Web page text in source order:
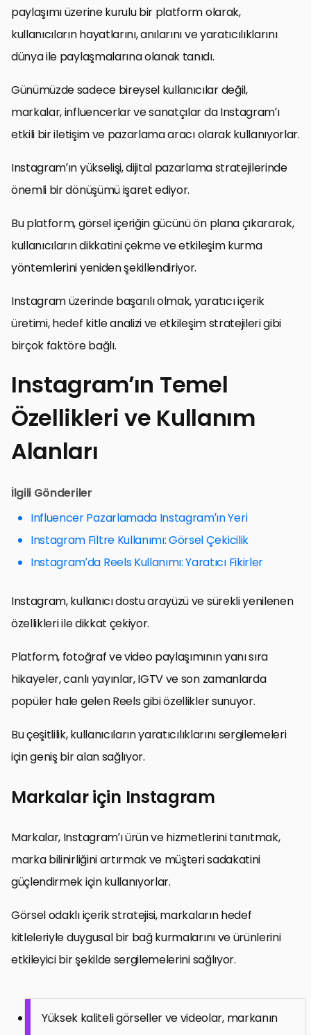
paylaşımı üzerine kurulu bir platform olarak,
kullanıcıların hayatlarını, anılarını ve yaratıcılıklarını
dünya ile paylaşmalarına olanak tanıdı.
Günümüzde sadece bireysel kullanıcılar değil,
markalar, influencerlar ve sanatçılar da Instagram’ı
etkili bir iletişim ve pazarlama aracı olarak kullanıyorlar.
Instagram’ın yükselişi, dijital pazarlama stratejilerinde
önemli bir dönüşümü işaret ediyor.
Bu platform, görsel içeriğin gücünü ön plana çıkararak,
kullanıcıların dikkatini çekme ve etkileşim kurma
yöntemlerini yeniden şekillendiriyor.
Instagram üzerinde başarılı olmak, yaratıcı içerik
üretimi, hedef kitle analizi ve etkileşim stratejileri gibi
birçok faktöre bağlı.
Instagram’ın Temel
Özellikleri ve Kullanım
Alanları
İlgili Gönderiler
Influencer Pazarlamada Instagram’ın Yeri
Instagram Filtre Kullanımı: Görsel Çekicilik
Instagram’da Reels Kullanımı: Yaratıcı Fikirler
Instagram, kullanıcı dostu arayüzü ve sürekli yenilenen
özellikleri ile dikkat çekiyor.
Platform, fotoğraf ve video paylaşımının yanı sıra
hikayeler, canlı yayınlar, IGTV ve son zamanlarda
popüler hale gelen Reels gibi özellikler sunuyor.
Bu çeşitlilik, kullanıcıların yaratıcılıklarını sergilemeleri
için geniş bir alan sağlıyor.
Markalar için Instagram
Markalar, Instagram’ı ürün ve hizmetlerini tanıtmak,
marka bilinirliğini artırmak ve müşteri sadakatini
güçlendirmek için kullanıyorlar.
Görsel odaklı içerik stratejisi, markaların hedef
kitleleriyle duygusal bir bağ kurmalarını ve ürünlerini
etkileyici bir şekilde sergilemelerini sağlıyor.
Yüksek kaliteli görseller ve videolar, markanın